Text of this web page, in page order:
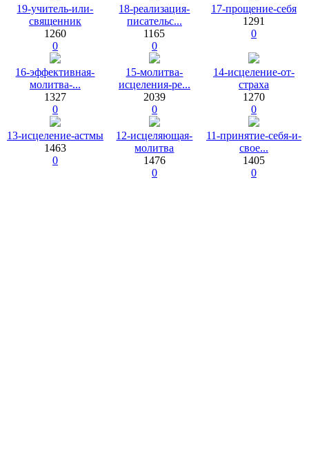
19-учитель-или-
священник
1260
0
18-реализация-
писательс...
1165
0
17-прощение-себя
1291
0
16-эффективная-
молитва-...
1327
0
15-молитва-
исцеления-ре...
2039
0
14-исцеление-от-
страха
1270
0
13-исцеление-астмы
1463
0
12-исцеляющая-
молитва
1476
0
11-принятие-себя-и-
свое...
1405
0